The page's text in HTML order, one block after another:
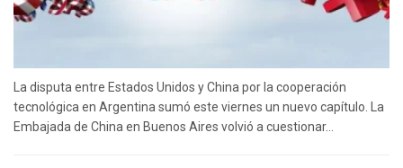
La disputa entre Estados Unidos y China por la cooperación
tecnológica en Argentina sumó este viernes un nuevo capítulo. La
Embajada de China en Buenos Aires volvió a cuestionar...